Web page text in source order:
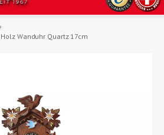
Wanduhr Quartz 17cm